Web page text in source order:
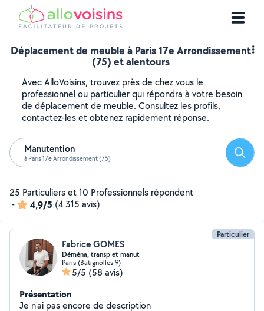
Déplacement de meuble à Paris 17e Arrondissement
(75) et alentours
Avec AlloVoisins, trouvez près de chez vous le
professionnel ou particulier qui répondra à votre besoin
de déplacement de meuble. Consultez les profils,
contactez-les et obtenez rapidement réponse.
Manutention
à Paris 17e Arrondissement (75)
25 Particuliers et 10 Professionnels répondent
-
4,9/5 (4 315 avis)
Particulier
Fabrice GOMES
Déména, transp et manut
Paris (Batignolles 9)
5/5 (58 avis)
Présentation
Je n'ai pas encore de description